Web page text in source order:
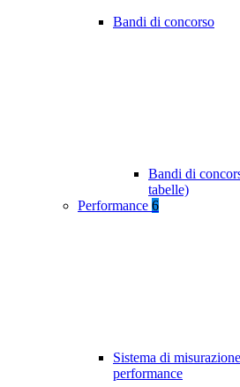
Bandi di concorso
Bandi di
tabelle)
Performance 6
Sistema di
performance